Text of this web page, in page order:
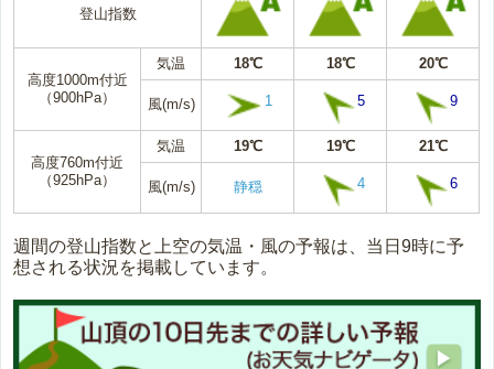
登山指数
高度1000m付近
（900hPa）
気温 18℃ 18℃ 20℃
風(m/s) 1 5 9
高度760m付近
（925hPa）
気温 19℃ 19℃ 21℃
風(m/s) 静穏 4 6
週間の登山指数と上空の気温・風の予報は、当日9時に予
想される状況を掲載しています。